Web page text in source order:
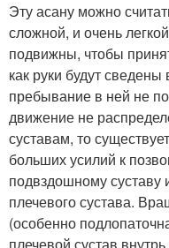
Эту асану можно
сложной, и очень
подвижны, чтобы
как руки будут
пребывание в ней не
движение не
суставам, то
больших усилий к
подвздошному суставу
плечевого сустава.
(особенно